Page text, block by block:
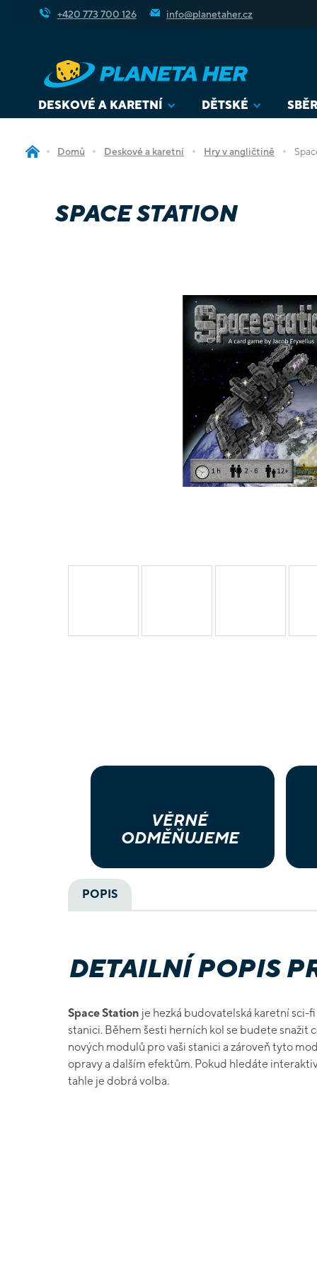
+420 773 700 126 info@planetaher.cz
DESKOVÉ A KARETNÍ DĚTSKÉ
Domů Deskové a karetní Hry v angličtině
SPACE STATION
VĚRNÉ
ODMĚŇUJEME
POPIS
DETAILNÍ POPIS
Space Station je hezká budovatelská karetní sci-
stanici. Během šesti herních kol se budete snažit
nových modulů pro vaši stanici a zároveň tyto
opravy a dalším efektům. Pokud hledáte
tahle je dobrá volba.